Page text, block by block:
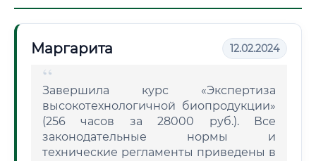
Маргарита 12.02.2024
Завершила курс «Экспертиза
высокотехнологичной биопродукции»
(256 часов за 28000 руб.). Все
законодательные нормы и
технические регламенты приведены в